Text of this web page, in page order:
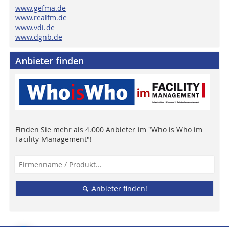
www.gefma.de
www.realfm.de
www.vdi.de
www.dgnb.de
Anbieter finden
Finden Sie mehr als 4.000 Anbieter im "Who is Who im
Facility-Management"!
Anbieter finden!